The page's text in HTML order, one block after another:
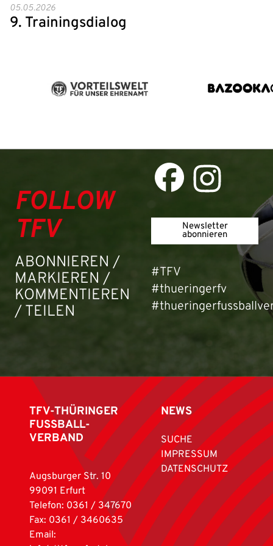
05.05.2026
9. Trainingsdialog
FOLLOW
TFV
ABONNIEREN /
MARKIEREN /
KOMMENTIEREN
/ TEILEN
Newsletter
abonnieren
#TFV
#thueringerfv
TFV-THÜRINGER
FUSSBALL-
VERBAND
Augsburger Str. 10
99091 Erfurt
Telefon: 0361 / 347670
Fax: 0361 / 3460635
Email:
NEWS
SUCHE
IMPRESSUM
DATENSCHUTZ